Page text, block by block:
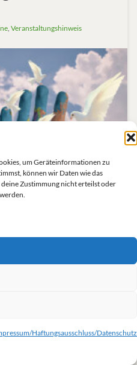
um Geräteinformationen zu
können wir Daten wie das
Zustimmung nicht erteilst oder
Haftungsausschluss/Datenschutz
, Veranstaltungshinweis
OV Gummersbach
bis 20:00 Uhr